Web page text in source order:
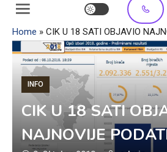
Home » CIK U 18 SATI OBJAVIO
INFO
CIK U 18 SATI
NAJNOVIJE